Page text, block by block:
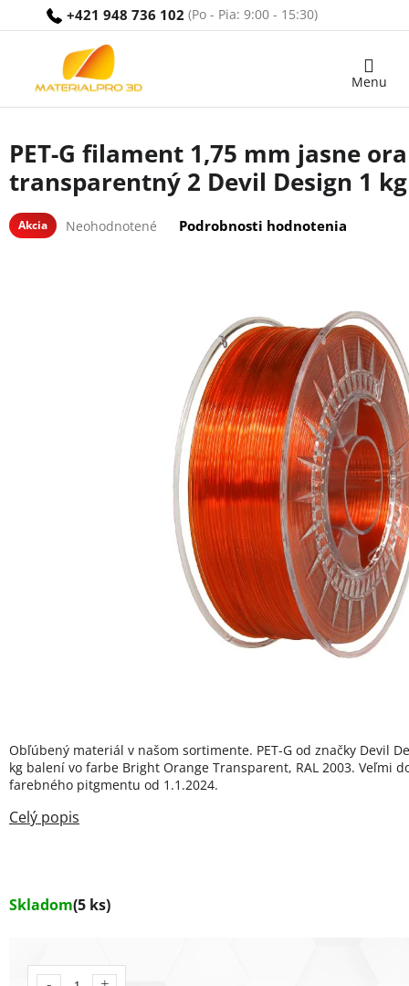
+421 948 736 102
Nákupný
PET-G filament 1,75 mm jasne
transparentný 2 Devil Design 1 kg
Akcia
hodnotenie
Neohodnotené Podrobnosti hodnotenia
Skladom(5 ks)
Obľúbený materiál v našom sortimente. PET-G od značky Devil
kg balení vo farbe Bright Orange Transparent, RAL 2003. Veľmi
farebného pitgmentu od 1.1.2024.